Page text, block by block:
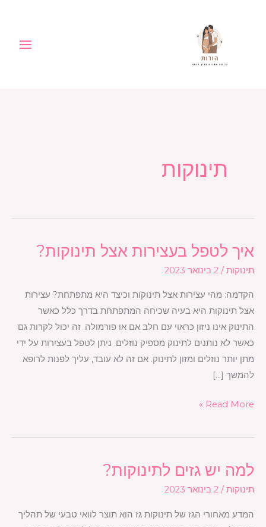
תינוקות
איך לטפל בעצירות אצל תינוקות?
תינוקות/ 2 בינואר 2023
הקדמה: מהי עצירות אצל תינוקות וכיצד היא מתפתחת? עצירות
אצל תינוקות היא בעיה שכיחה המתפתחת בדרך כלל כאשר
התינוק אינו ניזון כראוי עם חלב אם או פורמולה. זה יכול לקרות גם
כאשר לא נותנים לתינוק מספיק נוזלים. ניתן לטפל בעצירות על ידי
מתן יותר נוזלים ומזון לתינוק. אם זה לא עובד, עליך לפנות לרופא
להמשך […]
איך
אצל
תינוקות?
Read More »
למה יש גזים לתינוקות?
תינוקות/ 2 בינואר 2023
המדע מאחורי הגז של תינוקות גז הוא תוצר לוואי טבעי של תהליך
למה
לתינוקות?